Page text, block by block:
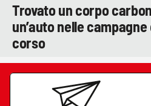
Trovato un corpo
un’auto nelle
corso